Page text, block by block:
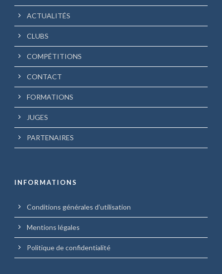
ACTUALITÉS
CLUBS
COMPÉTITIONS
CONTACT
FORMATIONS
JUGES
PARTENAIRES
INFORMATIONS
Conditions générales d’utilisation
Mentions légales
Politique de confidentialité